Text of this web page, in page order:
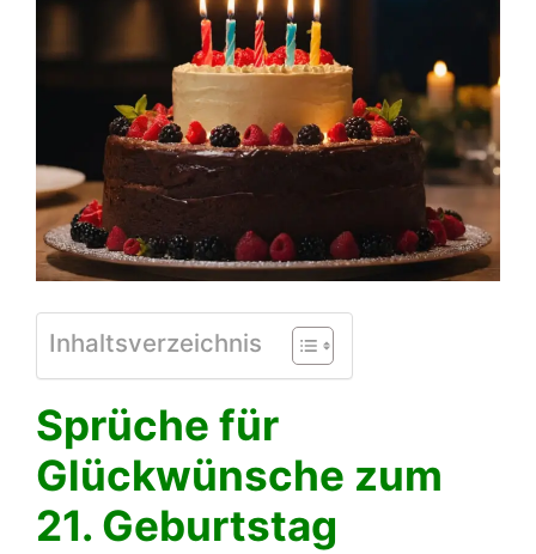
Inhaltsverzeichnis
Sprüche für
Glückwünsche zum
21. Geburtstag